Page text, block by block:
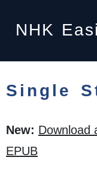
NHK
Single
New: Download
EPUB